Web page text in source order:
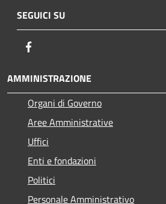
SEGUICI SU
AMMINISTRAZIONE
Organi di Governo
Aree Amministrative
Uffici
Enti e fondazioni
Politici
Personale Amministrativo